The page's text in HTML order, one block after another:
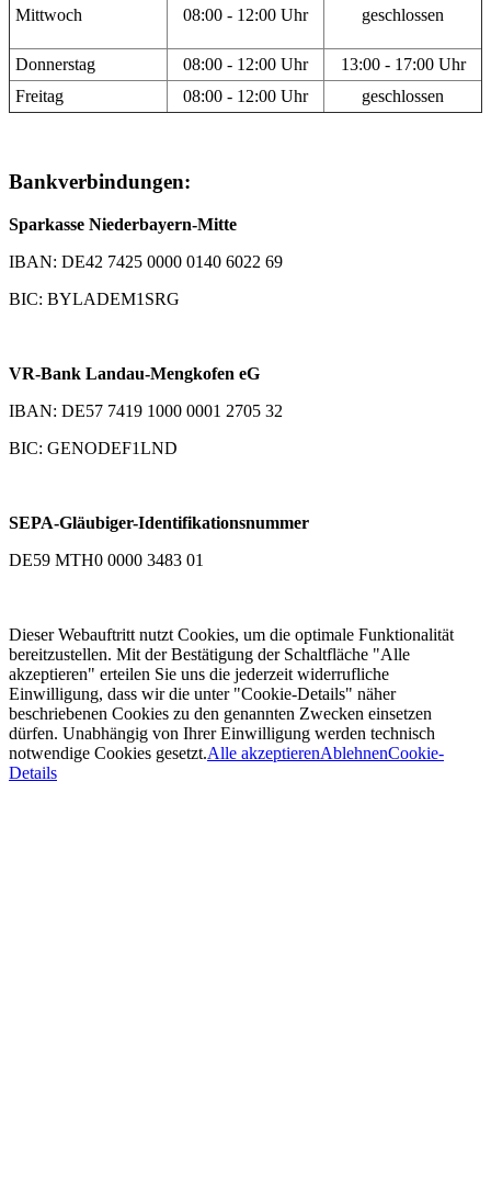
Mittwoch 08:00 - 12:00 Uhr geschlossen
Donnerstag 08:00 - 12:00 Uhr
13:00 - 17:00 Uhr
Freitag
08:00 - 12:00 Uhr geschlossen
Bankverbindungen:
Sparkasse Niederbayern-Mitte
IBAN: DE42 7425 0000 0140 6022 69
BIC: BYLADEM1SRG
VR-Bank Landau-Mengkofen eG
IBAN: DE57 7419 1000 0001 2705 32
BIC: GENODEF1LND
SEPA-Gläubiger-Identifikationsnummer
DE59 MTH0 0000 3483 01
Dieser Webauftritt nutzt Cookies, um die optimale Funktionalität
bereitzustellen. Mit der Bestätigung der Schaltfläche "Alle
akzeptieren" erteilen Sie uns die jederzeit widerrufliche
Einwilligung, dass wir die unter "Cookie-Details" näher
beschriebenen Cookies zu den genannten Zwecken einsetzen
dürfen. Unabhängig von Ihrer Einwilligung werden technisch
notwendige Cookies gesetzt.Alle akzeptierenAblehnenCookie-
Details